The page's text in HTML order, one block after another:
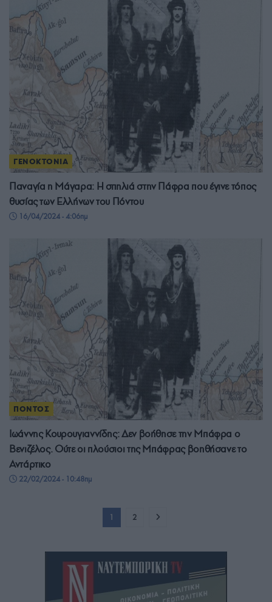
ΓΕΝΟΚΤΟΝΙΑ
Παναγία η Μάγαρα: Η σπηλιά στην Πάφρα που έγινε τόπος
θυσίας των Ελλήνων του Πόντου
16/04/2024 - 4:06πμ
ΠΟΝΤΟΣ
Ιωάννης Κουρουγιαννίδης: Δεν βοήθησε την Μπάφρα ο
Βενιζέλος. Ούτε οι πλούσιοι της Μπάφρας βοηθήσανε το
Αντάρτικο
22/02/2024 - 10:48πμ
1 2